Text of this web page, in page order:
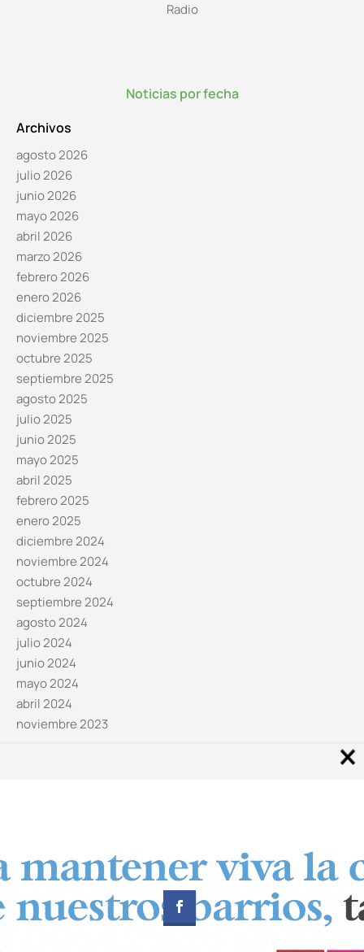
Radio
Noticias por fecha
Archivos
agosto 2026
julio 2026
junio 2026
mayo 2026
abril 2026
marzo 2026
febrero 2026
enero 2026
diciembre 2025
noviembre 2025
octubre 2025
septiembre 2025
agosto 2025
julio 2025
junio 2025
mayo 2025
abril 2025
febrero 2025
enero 2025
diciembre 2024
noviembre 2024
octubre 2024
septiembre 2024
agosto 2024
julio 2024
junio 2024
mayo 2024
abril 2024
noviembre 2023